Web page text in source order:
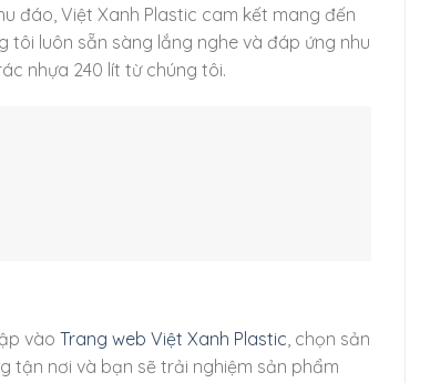
đáo, Việt Xanh Plastic cam kết mang đến
tôi luôn sẵn sàng lắng nghe và đáp ứng nhu
nhựa 240 lít từ chúng tôi.
vào Trang web Việt Xanh Plastic, chọn sản
tận nơi và bạn sẽ trải nghiệm sản phẩm